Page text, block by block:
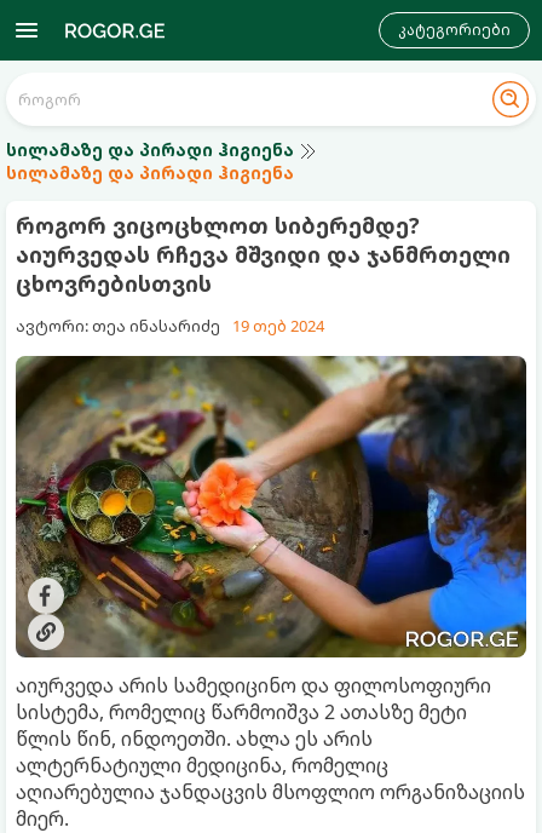
კატეგორიები
სილამაზე და პირადი ჰიგიენა
სილამაზე და პირადი ჰიგიენა
როგორ ვიცოცხლოთ სიბერემდე?
აიურვედას რჩევა მშვიდი და ჯანმრთელი
ცხოვრებისთვის
ავტორი: თეა ინასარიძე 19 თებ 2024
აიურვედა არის სამედიცინო და ფილოსოფიური
სისტემა, რომელიც წარმოიშვა 2 ათასზე მეტი
წლის წინ, ინდოეთში. ახლა ეს არის
ალტერნატიული მედიცინა, რომელიც
აღიარებულია ჯანდაცვის მსოფლიო ორგანიზაციის
მიერ.